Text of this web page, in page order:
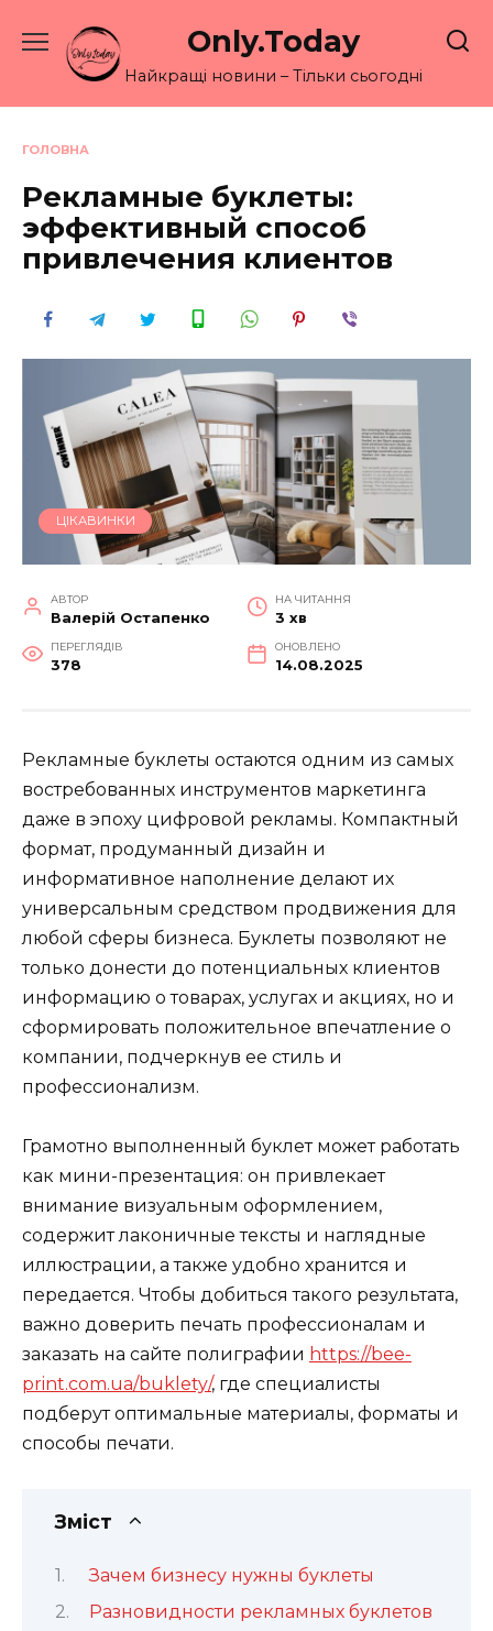
до
Only.Today
Найкращі новини – Тільки сьогодні
ГОЛОВНА
Рекламные буклеты:
эффективный способ
привлечения клиентов
ЦІКАВИНКИ
АВТОР
Валерій Остапенко
НА ЧИТАННЯ
3 хв
ПЕРЕГЛЯДІВ
378
ОНОВЛЕНО
14.08.2025
Рекламные буклеты остаются одним из самых
востребованных инструментов маркетинга
даже в эпоху цифровой рекламы. Компактный
формат, продуманный дизайн и
информативное наполнение делают их
универсальным средством продвижения для
любой сферы бизнеса. Буклеты позволяют не
только донести до потенциальных клиентов
информацию о товарах, услугах и акциях, но и
сформировать положительное впечатление о
компании, подчеркнув ее стиль и
профессионализм.
Грамотно выполненный буклет может работать
как мини-презентация: он привлекает
внимание визуальным оформлением,
содержит лаконичные тексты и наглядные
иллюстрации, а также удобно хранится и
передается. Чтобы добиться такого результата,
важно доверить печать профессионалам и
заказать на сайте полиграфии https://bee-
print.com.ua/buklety/, где специалисты
подберут оптимальные материалы, форматы и
способы печати.
Зміст
Зачем бизнесу нужны буклеты
Разновидности рекламных буклетов